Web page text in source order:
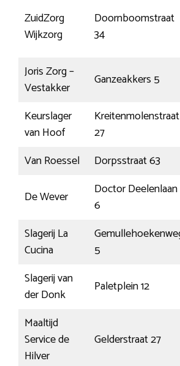
ZuidZorg
Wijkzorg
Doornboomstraat
34
Joris Zorg –
Vestakker
Ganzeakkers 5
Keurslager
van Hoof
Kreitenmolenstraat
27
Van Roessel
Dorpsstraat 63
De Wever
Doctor Deelenlaan
6
Slagerij La
Cucina
5
Slagerij van
der Donk
Paletplein 12
Maaltijd
Service de
Hilver
Gelderstraat 27